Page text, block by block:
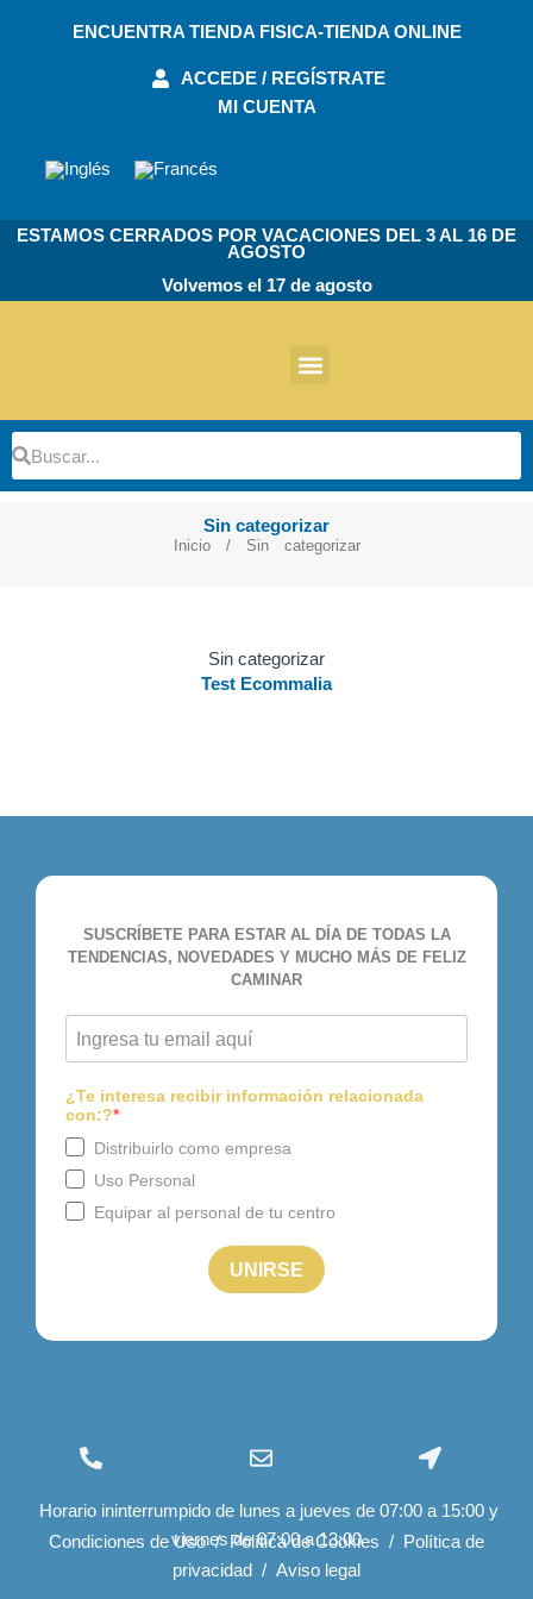
ENCUENTRA TIENDA FISICA-TIENDA ONLINE
ACCEDE / REGÍSTRATE
MI CUENTA
ESTAMOS CERRADOS POR VACACIONES DEL 3 AL 16 DE
AGOSTO
Volvemos el 17 de agosto
BuscarBuscar
Sin categorizar
Inicio/ Sin categorizar
Sin categorizar
Test Ecommalia
export@felizcaminar.com
(Alicante)
España
Horario ininterrumpido de lunes a jueves de 07:00 a 15:00 y
viernes de 07:00 a 13:00
Condiciones de Uso/ Política de Cookies /
Política de
privacidad
/ Aviso legal